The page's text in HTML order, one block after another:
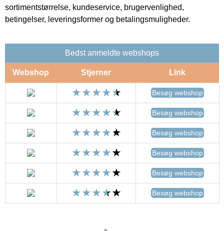
sortimentstørrelse, kundeservice, brugervenlighed,
betingelser, leveringsformer og betalingsmuligheder.
Bedst anmeldte webshops
Webshop Stjerner Link
Besøg webshop
Besøg webshop
Besøg webshop
Besøg webshop
Besøg webshop
Besøg webshop